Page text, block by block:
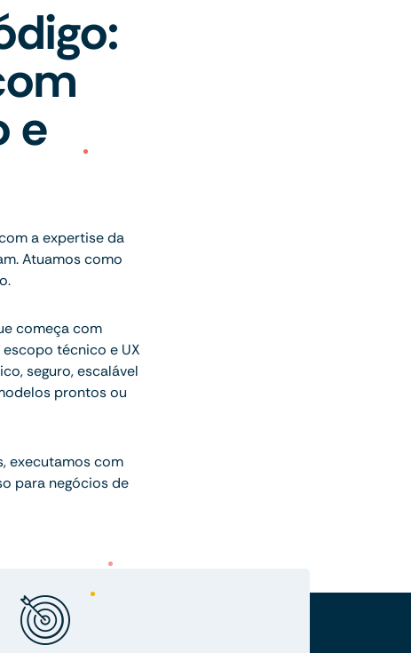
e
a expertise da
Atuamos como
começa com
técnico e UX
seguro, escalável
prontos ou
executamos com
para negócios de